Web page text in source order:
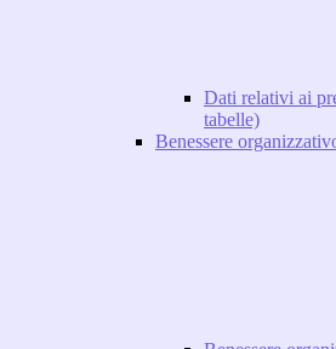
Dati relativi ai
tabelle)
Benessere